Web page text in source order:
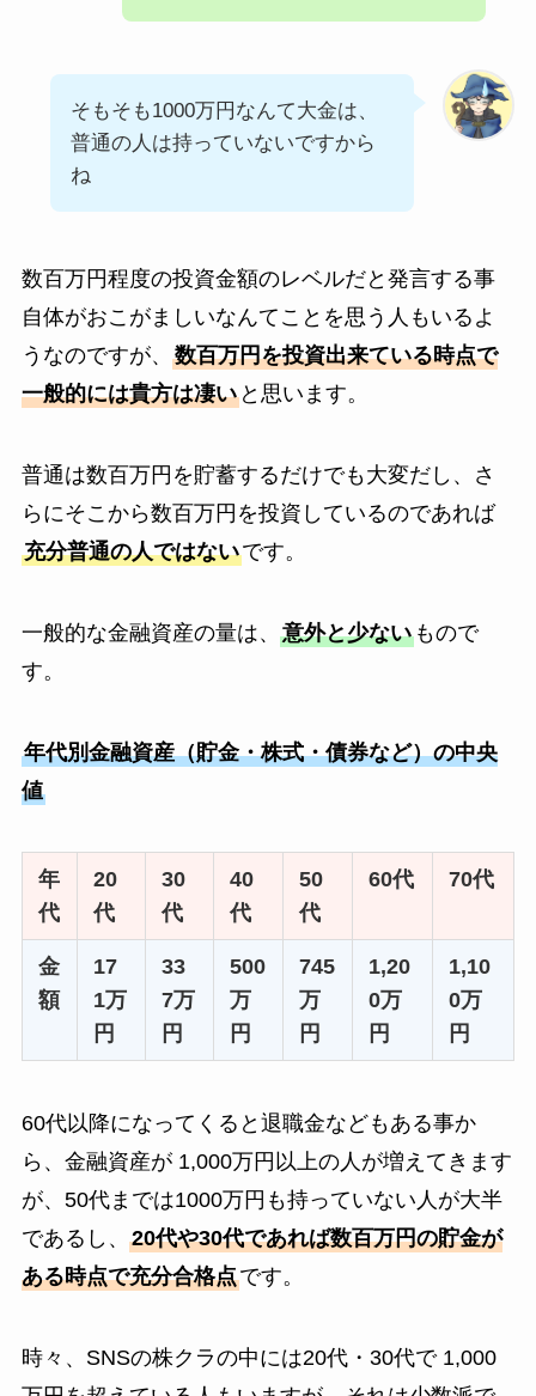
そもそも1000万円なんて大金は、
普通の人は持っていないですから
ね
数百万円程度の投資金額のレベルだと発言する事
自体がおこがましいなんてことを思う人もいるよ
うなのですが、 数百万円を投資出来ている時点で
一般的には貴方は凄いと思います。
普通は数百万円を貯蓄するだけでも大変だし、さ
らにそこから数百万円を投資しているのであれば
充分普通の人ではないです。
一般的な金融資産の量は、 意外と少ないもので
す。
年代別金融資産（貯金・株式・債券など）の中央
値
年
代
20
代
30
代
40
代
50
代
60代 70代
金
額
17
1万
円
33
7万
円
500
万
円
745
万
円
1,20
0万
円
1,10
0万
円
60代以降になってくると退職金などもある事か
ら、金融資産が 1,000万円以上の人が増えてきます
が、50代までは1000万円も持っていない人が大半
であるし、 20代や30代であれば数百万円の貯金が
ある時点で充分合格点です。
時々、SNSの株クラの中には20代・30代で 1,000